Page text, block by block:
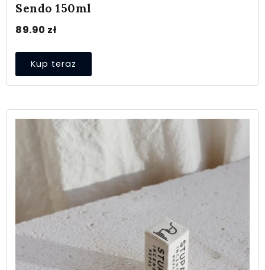
Sendo 150ml
89.90 zł
Kup teraz